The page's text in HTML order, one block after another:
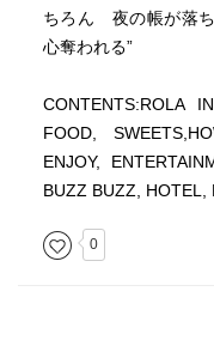
ちろん 夜の帳が落
心奪われる”
CONTENTS:ROLA
FOOD,
ENJOY,
BUZZ BUZZ, HOTEL,
0